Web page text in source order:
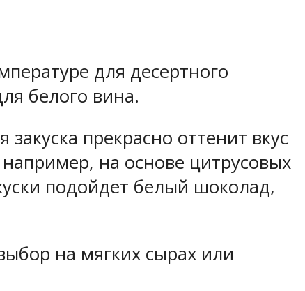
для десертного
белого вина.
прекрасно оттенит вкус
на основе цитрусовых
подойдет белый шоколад,
на мягких сырах или